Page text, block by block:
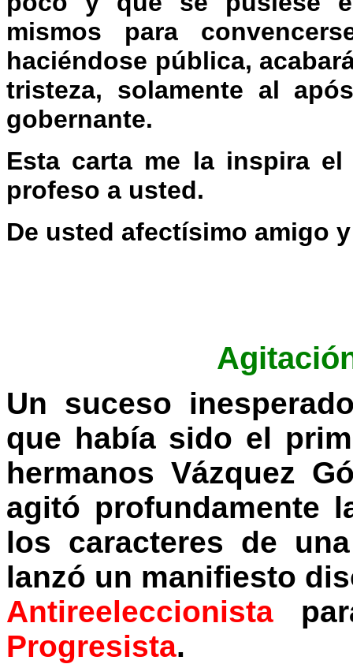
mismos para
haciéndose pública,
tristeza, solamente al
gobernante.
Esta carta me la inspira
profeso a usted.
De usted afectísimo amigo
Un suceso
que había sido el
hermanos Vázquez
agitó profundamente
los caracteres de
lanzó un manifiesto
Antireeleccionista
Progresista.